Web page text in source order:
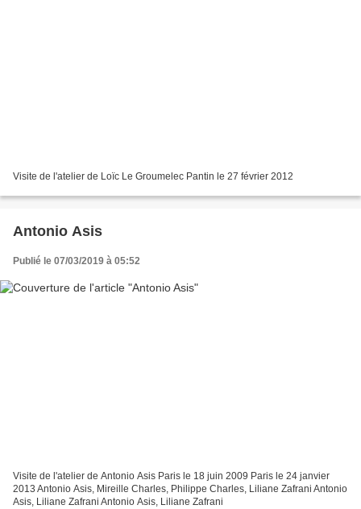
Visite de l'atelier de Loïc Le Groumelec Pantin le 27 février 2012
Antonio Asis
Publié le 07/03/2019 à 05:52
Visite de l'atelier de Antonio Asis Paris le 18 juin 2009 Paris le 24 janvier
2013 Antonio Asis, Mireille Charles, Philippe Charles, Liliane Zafrani Antonio
Asis, Liliane Zafrani Antonio Asis, Liliane Zafrani